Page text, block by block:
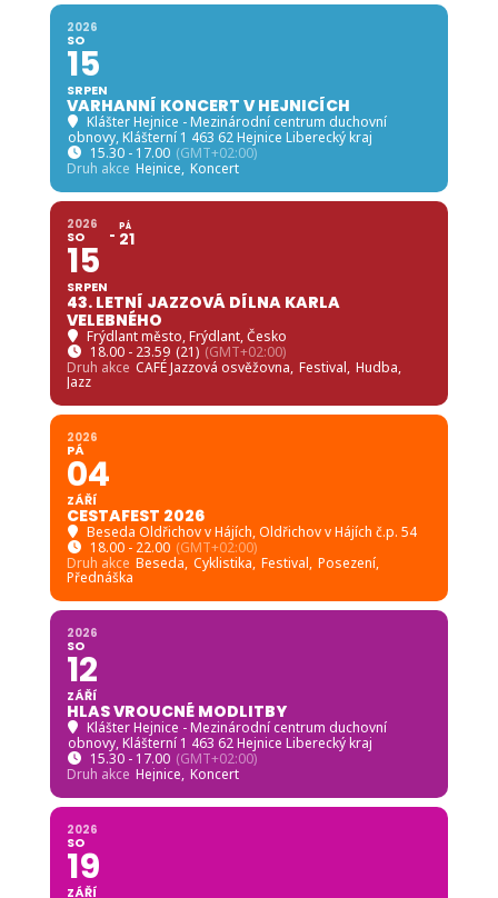
2026
SO
15
SRPEN
VARHANNÍ KONCERT V HEJNICÍCH
Klášter Hejnice - Mezinárodní centrum duchovní
obnovy, Klášterní 1 463 62 Hejnice Liberecký kraj
15.30 - 17.00 (GMT+02:00)
Druh akce Hejnice, Koncert
2026
SO
15
SRPEN
PÁ
21
43. LETNÍ JAZZOVÁ DÍLNA KARLA
VELEBNÉHO
Frýdlant město, Frýdlant, Česko
18.00 - 23.59 (21) (GMT+02:00)
Druh akce CAFÉ Jazzová osvěžovna, Festival, Hudba,
Jazz
2026
PÁ
04
ZÁŘÍ
CESTAFEST 2026
Beseda Oldřichov v Hájích, Oldřichov v Hájích č.p. 54
18.00 - 22.00 (GMT+02:00)
Druh akce Beseda, Cyklistika, Festival, Posezení,
Přednáška
2026
SO
12
ZÁŘÍ
HLAS VROUCNÉ MODLITBY
Klášter Hejnice - Mezinárodní centrum duchovní
obnovy, Klášterní 1 463 62 Hejnice Liberecký kraj
15.30 - 17.00 (GMT+02:00)
Druh akce Hejnice, Koncert
2026
SO
19
ZÁŘÍ